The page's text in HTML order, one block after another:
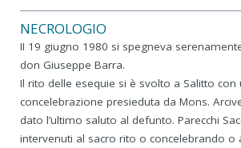
NECROLOGIO
II 19 giugno 1980 si spegneva
don Giuseppe Barra.
Il rito delle esequie si è svolto a Salitto con
concelebrazione presieduta da Mons.
dato l’ultimo saluto al defunto. Parecchi
intervenuti al sacro rito o concelebrando o